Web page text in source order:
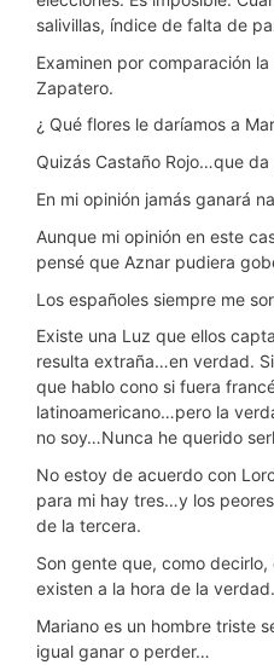
salivillas, índice de falta de
Examinen por comparación
Zapatero.
¿ Qué flores le daríamos a
Quizás Castaño Rojo…que
En mi opinión jamás ganará
Aunque mi opinión en este
pensé que Aznar pudiera
Los españoles siempre me
Existe una Luz que ellos
resulta extraña…en verdad.
que hablo cono si fuera
latinoamericano…pero la
no soy…Nunca he querido
No estoy de acuerdo con
para mi hay tres…y los
de la tercera.
Son gente que, como
existen a la hora de la
Mariano es un hombre triste
igual ganar o perder…